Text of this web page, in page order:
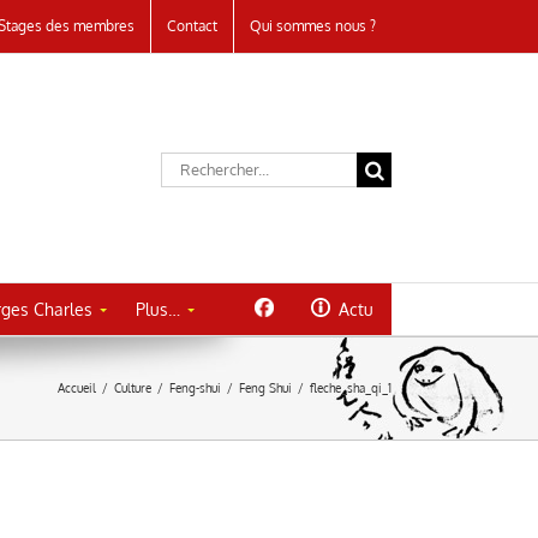
des membres Contact Qui sommes nous ?
Rechercher:
Charles Plus… Actu
Accueil / Culture / Feng-shui / Feng Shui / fleche_sha_qi_1